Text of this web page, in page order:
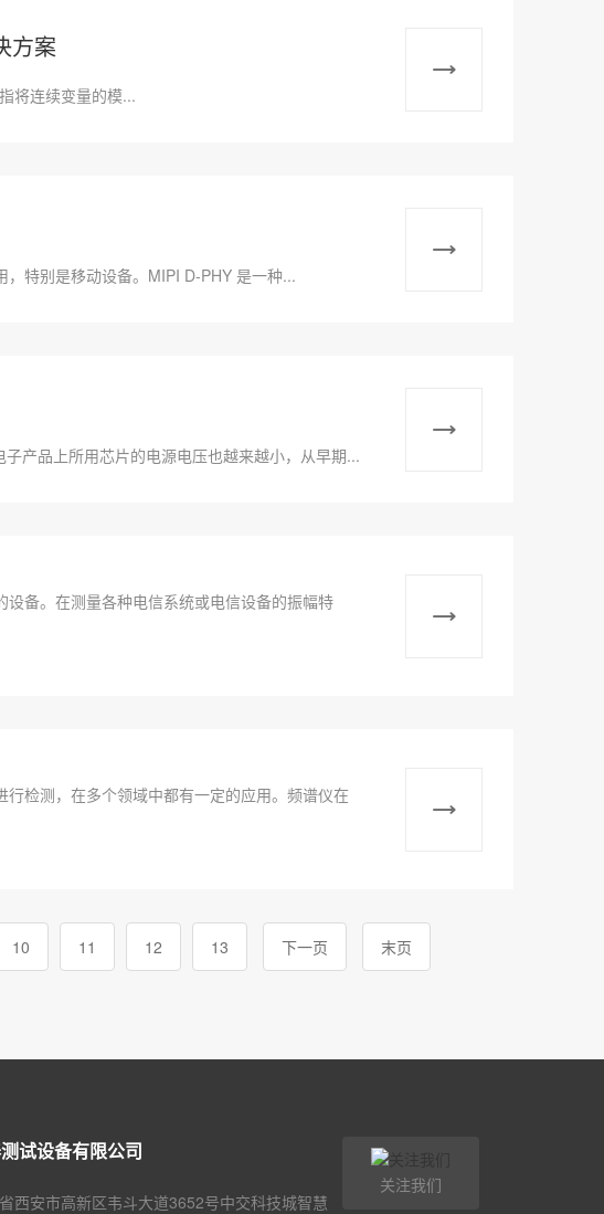
方案
将连续变量的模...
特别是移动设备。MIPI D-PHY 是一种...
产品上所用芯片的电源电压也越来越小，从早期...
备。在测量各种电信系统或电信设备的振幅特
检测，在多个领域中都有一定的应用。频谱仪在
10 11 12 13 下一页 末页
试设备有限公司
西安市高新区韦斗大道3652号中交科技城智慧
关注我们